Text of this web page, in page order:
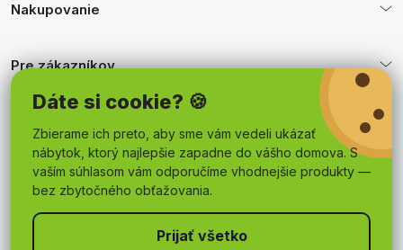
Dáte si cookie? 🍪
Zbierame ich preto, aby sme vám vedeli ukázať
nábytok, ktorý najlepšie zapadne do vášho domova. S
vaším súhlasom vám odporučíme vhodnejšie produkty —
bez zbytočného obťažovania.
Nakupovanie
Pre zákazníkov